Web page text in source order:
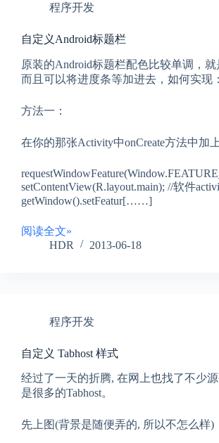
程序开发
自定义Android标题栏
原装的Android标题栏配色比较单调，
而且可以将进度条等加进去，如何实现：
方法一：
在你的那张Activity中onCreate方法中加
setContentView(R.layout.main); //软件
getWindow().setFeatur[……]
阅读全文»
HDR
2013-06-18
程序开发
自定义 Tabhost 样式
经过了一天的折腾, 在网上也找了不少
是很多的Tabhost。
先上图(背景是随便弄的, 所以不怎么样)